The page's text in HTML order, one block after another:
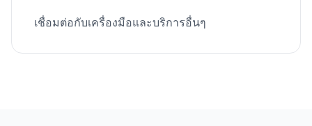
เชื่อมต่อกับเครื่องมือและบริการอื่นๆ